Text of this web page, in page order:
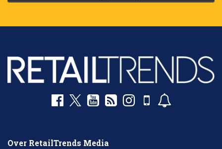
Over RetailTrends Media